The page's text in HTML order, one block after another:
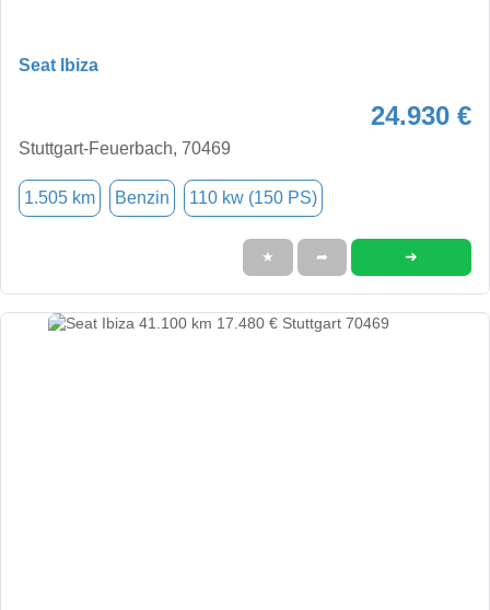
Seat Ibiza
24.930 €
Stuttgart-Feuerbach, 70469
1.505 km Benzin 110 kw (150 PS)
★ ➦ ➜